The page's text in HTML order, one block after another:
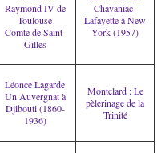
Raymond IV de
Toulouse
Comte de Saint-
Gilles
Chavaniac-
Lafayette à New
York (1957)
Léonce Lagarde
Un Auvergnat à
Djibouti (1860-
1936)
Montclard : Le
pèlerinage de la
Trinité